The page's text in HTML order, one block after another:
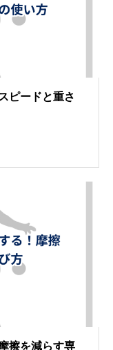
ピードと重さ
擦を減らす専